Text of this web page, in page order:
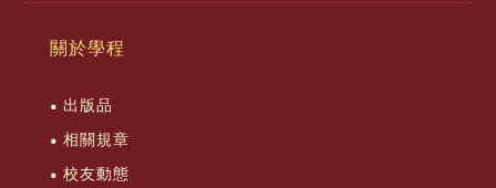
關於學程
出版品
相關規章
校友動態